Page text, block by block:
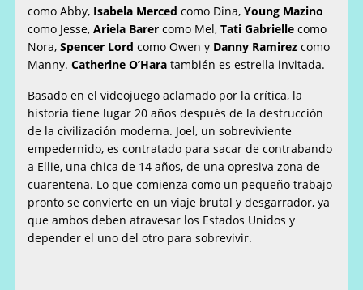
como Abby, Isabela Merced como Dina,Young Mazino
como Jesse,Ariela Barercomo Mel,Tati Gabriellecomo
Nora,Spencer Lord como Owen y Danny Ramirez como
Manny.Catherine O’Haratambién es estrella invitada.
Basado en el videojuego aclamado por la crítica, la
historia tiene lugar 20 años después de la destrucción
de la civilización moderna. Joel, un sobreviviente
empedernido, es contratado para sacar de contrabando
a Ellie, una chica de 14 años, de una opresiva zona de
cuarentena. Lo que comienza como un pequeño trabajo
pronto se convierte en un viaje brutal y desgarrador, ya
que ambos deben atravesar los Estados Unidos y
depender el uno del otro para sobrevivir.